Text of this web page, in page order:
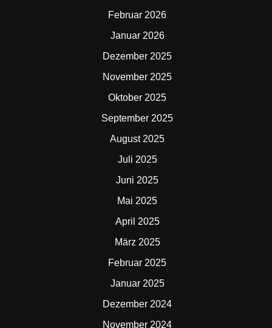
Februar 2026
Januar 2026
Dezember 2025
November 2025
Oktober 2025
September 2025
August 2025
Juli 2025
Juni 2025
Mai 2025
April 2025
März 2025
Februar 2025
Januar 2025
Dezember 2024
November 2024